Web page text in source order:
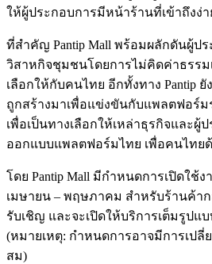
ให้ผู้ประกอบการมีหน้าร้านที่เข้าถึงง่
ที่สำคัญ Pantip Mall พร้อมผลักดันผู้ปร
วิสาหกิจชุมชนโดยการไม่คิดค่าธรรม
เลือกให้กับคนไทย อีกทั้งทาง Pantip ยั
ถูกสร้างมาเพื่อแข่งขันกับแพลตฟอร์
เพื่อเป็นทางเลือกให้เหล่าธุรกิจและผู้
ออกแบบแพลตฟอร์มไทย เพื่อคนไทย
โดย Pantip Mall มีกำหนดการเปิดใช้ง
เมษายน – พฤษภาคม สำหรับร้านค้า
รับเชิญ และจะเปิดให้บริการเต็มรูปแ
(หมายเหตุ: กำหนดการอาจมีการเปลี่
สม)